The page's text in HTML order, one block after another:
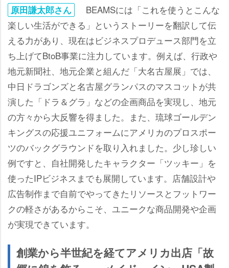
原田謙太郎さん
BEAMSには「これを使うとこんな
楽しい生活ができる」というストーリーを翻訳して伝
える力があり、現在はビジネスプロデュース部門を立
ち上げてBtoB事業に注力しています。例えば、行政
地元新聞社、地元企業と組んだ「大名古屋展」では、
中日ドラゴンズと名古屋グランパスのマスコットが共
演した「ドラ＆グラ」などの企画商品を実現し、地元
の方々から大反響を得ました。また、琉球ゴールデン
キングスの応援ユニフォームにアメリカのプロスポー
ツのバックグラウンドを取り入れました。少し珍しい
例ですと、自社開発したキャラクター「ツッキー」を
使ったIPビジネスまでも展開しています。店舗設計
広告制作まで自前でやってきたリソースとフットワー
クの軽さがあるからこそ、ユニークな商品開発や企画
が実現できています。
創業から半世紀を経てアメリカ出店「故